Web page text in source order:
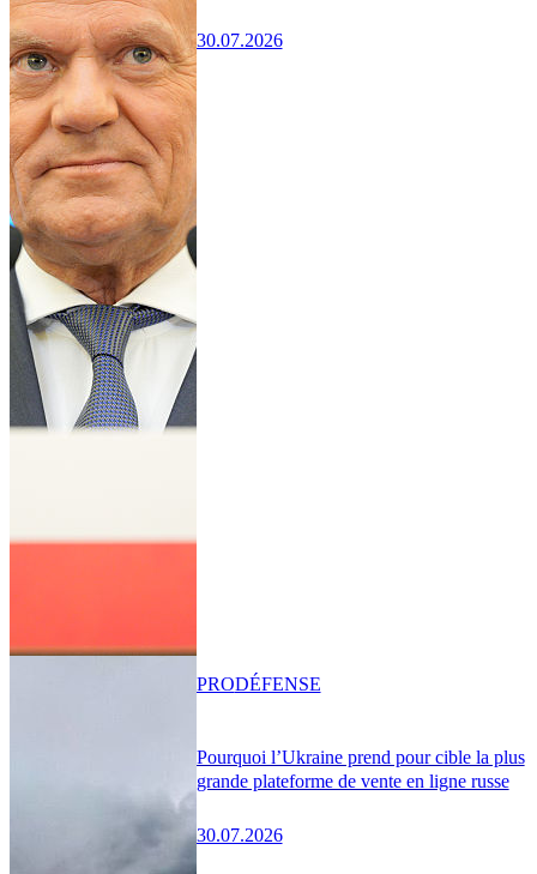
30.07.2026
Pourquoi l’Ukraine prend pour cible la plus
grande plateforme de vente en ligne russe
30.07.2026
PRODÉFENSE